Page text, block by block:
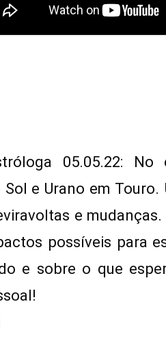
05.05.22:
e Urano em
e
possíveis para
e sobre o que